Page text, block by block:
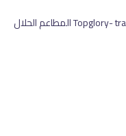
ختاما، لقد تعرفنا في مقال اليوم عبر موقعنا Topglory- traveL المطاعم الحلال